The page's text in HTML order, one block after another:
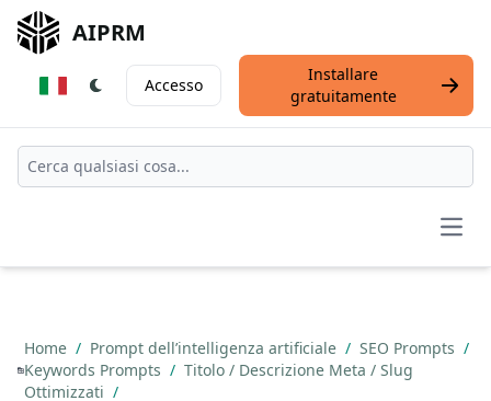
AIPRM
Accesso
Installare
gratuitamente
Home / Prompt dell’intelligenza artificiale / SEO Prompts /
Keywords Prompts / Titolo / Descrizione Meta / Slug
Ottimizzati /